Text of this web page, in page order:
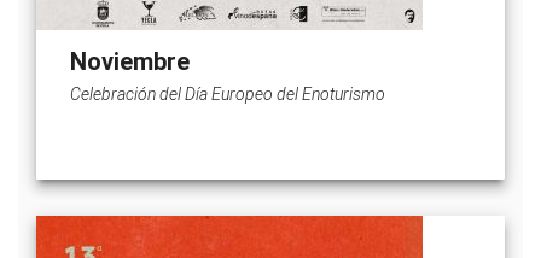
Noviembre
Celebración del Día Europeo del Enoturismo